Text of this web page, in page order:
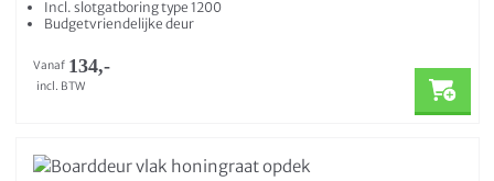
Incl. slotgatboring type 1200
Budgetvriendelijke deur
Vanaf 134,-
incl. BTW